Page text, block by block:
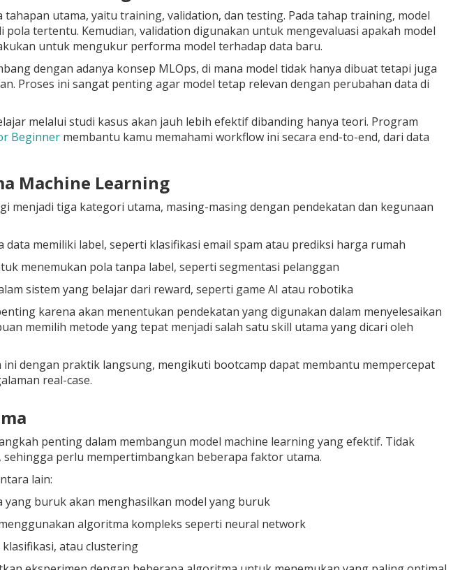
utama, yaitu training, validation, dan testing. Pada tahap training, model
tertentu. Kemudian, validation digunakan untuk mengevaluasi apakah model
untuk mengukur performa model terhadap data baru.
dengan adanya konsep MLOps, di mana model tidak hanya dibuat tetapi juga
Proses ini sangat penting agar model tetap relevan dengan perubahan data di
melalui studi kasus akan jauh lebih efektif dibanding hanya teori. Program
Beginnermembantu kamu memahami workflow ini secara end-to-end, dari data
Machine Learning
menjadi tiga kategori utama, masing-masing dengan pendekatan dan kegunaan
memiliki label, seperti klasifikasi email spam atau prediksi harga rumah
menemukan pola tanpa label, seperti segmentasi pelanggan
sistem yang belajar dari reward, seperti game AI atau robotika
karena akan menentukan pendekatan yang digunakan dalam menyelesaikan
memilih metode yang tepat menjadi salah satu skill utama yang dicari oleh
ini dengan praktik langsung, mengikuti bootcamp dapat membantu mempercepat
real-case.
penting dalam membangun model machine learning yang efektif. Tidak
perlu mempertimbangkan beberapa faktor utama.
lain:
buruk akan menghasilkan model yang buruk
algoritma kompleks seperti neural network
atau clustering